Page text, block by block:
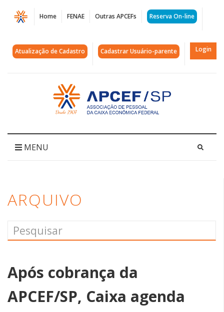
Página
Arquivos
plenária
APCEF/SP
Home FENAE Outras APCEFs Reserva On-line
Atualização de Cadastro Cadastrar Usuário-parente Login
Acessar
página
inicial
MENU
ARQUIVO
Após cobrança da
APCEF/SP, Caixa agenda